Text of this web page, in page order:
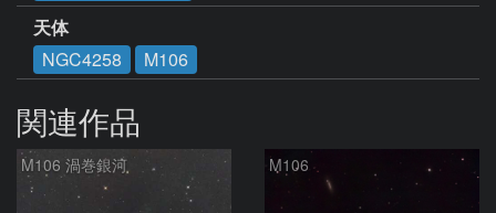
天体
NGC4258
M106
関連作品
M106 渦巻銀河 M106